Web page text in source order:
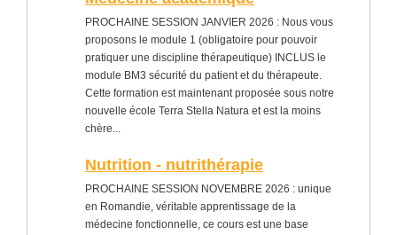
PROCHAINE SESSION JANVIER 2026 : Nous vous
proposons le module 1 (obligatoire pour pouvoir
pratiquer une discipline thérapeutique) INCLUS le
module BM3 sécurité du patient et du thérapeute.
Cette formation est maintenant proposée sous notre
nouvelle école Terra Stella Natura et est la moins
chère...
Nutrition - nutrithérapie
PROCHAINE SESSION NOVEMBRE 2026 : unique
en Romandie, véritable apprentissage de la
médecine fonctionnelle, ce cours est une base